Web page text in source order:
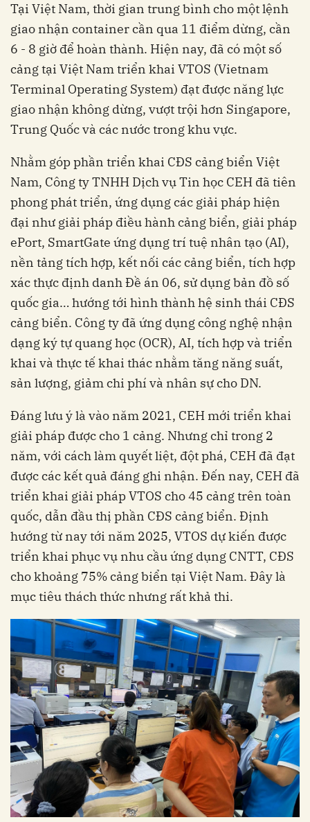
Tại Việt Nam, thời gian trung bình cho một lệnh
giao nhận container cần qua 11 điểm dừng, cần
6 - 8 giờ để hoàn thành. Hiện nay, đã có một số
cảng tại Việt Nam triển khai VTOS (Vietnam
Terminal Operating System) đạt được năng lực
giao nhận không dừng, vượt trội hơn Singapore,
Trung Quốc và các nước trong khu vực.
Nhằm góp phần triển khai CĐS cảng biển Việt
Nam, Công ty TNHH Dịch vụ Tin học CEH đã tiên
phong phát triển, ứng dụng các giải pháp hiện
đại như giải pháp điều hành cảng biển, giải pháp
ePort, SmartGate ứng dụng trí tuệ nhân tạo (AI),
nền tảng tích hợp, kết nối các cảng biển, tích hợp
xác thực định danh Đề án 06, sử dụng bản đồ số
quốc gia… hướng tới hình thành hệ sinh thái CĐS
cảng biển. Công ty đã ứng dụng công nghệ nhận
dạng ký tự quang học (OCR), AI, tích hợp và triển
khai và thực tế khai thác nhằm tăng năng suất,
sản lượng, giảm chi phí và nhân sự cho DN.
Đáng lưu ý là vào năm 2021, CEH mới triển khai
giải pháp được cho 1 cảng. Nhưng chỉ trong 2
năm, với cách làm quyết liệt, đột phá, CEH đã đạt
được các kết quả đáng ghi nhận. Đến nay, CEH đã
triển khai giải pháp VTOS cho 45 cảng trên toàn
quốc, dẫn đầu thị phần CĐS cảng biển. Định
hướng từ nay tới năm 2025, VTOS dự kiến được
triển khai phục vụ nhu cầu ứng dụng CNTT, CĐS
cho khoảng 75% cảng biển tại Việt Nam. Đây là
mục tiêu thách thức nhưng rất khả thi.